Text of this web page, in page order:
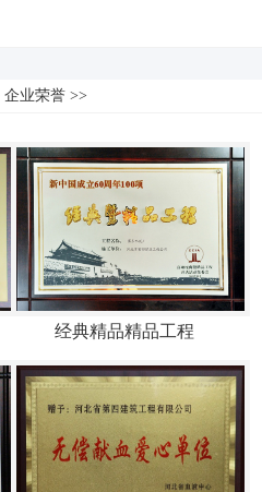
企业荣誉 >>
经典精品精品工程